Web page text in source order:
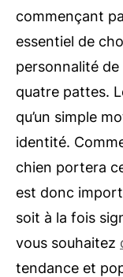
commençant
essentiel de
personnalité
quatre pattes.
qu’un simple
identité.
chien portera
est donc
soit à la fois
vous souhaitez
tendance et